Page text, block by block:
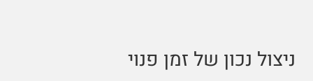
ניצול נכון של זמן פנוי